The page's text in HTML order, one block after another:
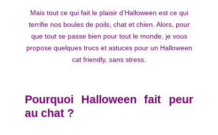
Mais tout ce qui fait le plaisir d’Halloween est ce qui
terrifie nos boules de poils, chat et chien. Alors, pour
que tout se passe bien pour tout le monde, je vous
propose quelques trucs et astuces pour un Halloween
cat friendly, sans stress.
Pourquoi Halloween fait peur
au chat ?